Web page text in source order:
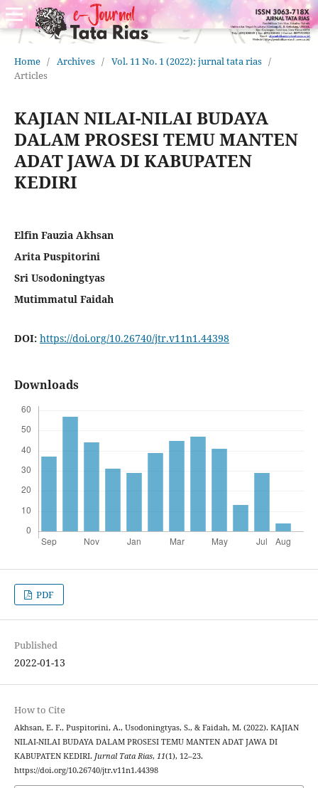
Home / Archives / Vol. 11 No. 1 (2022): jurnal tata rias /
Articles
KAJIAN NILAI-NILAI BUDAYA
DALAM PROSESI TEMU MANTEN
ADAT JAWA DI KABUPATEN
KEDIRI
Elfin Fauzia Akhsan
Arita Puspitorini
Sri Usodoningtyas
Mutimmatul Faidah
DOI: https://doi.org/10.26740/jtr.v11n1.44398
Downloads
PDF
Published
2022-01-13
How to Cite
Akhsan, E. F., Puspitorini, A., Usodoningtyas, S., & Faidah, M. (2022). KAJIAN
NILAI-NILAI BUDAYA DALAM PROSESI TEMU MANTEN ADAT JAWA DI
KABUPATEN KEDIRI. Jurnal Tata Rias, 11(1), 12–23.
https://doi.org/10.26740/jtr.v11n1.44398